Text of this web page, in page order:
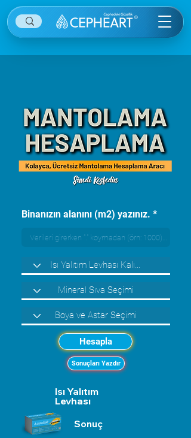
Binanızın alanını (m2) yazınız.
Hesapla
Sonuçları Yazdır
Isı Yalıtım
Levhası
Sonuç